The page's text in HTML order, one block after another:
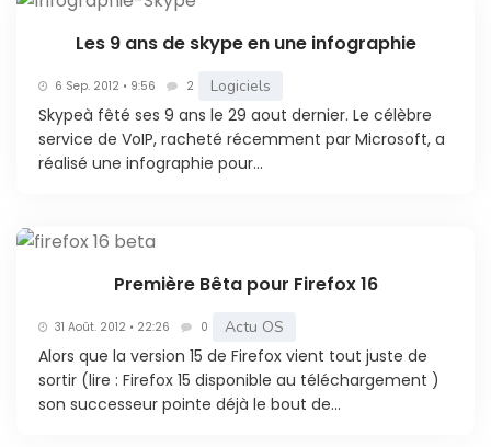
Les 9 ans de skype en une infographie
6 Sep. 2012 • 9:56 2 Logiciels
Skypeà fêté ses 9 ans le 29 aout dernier. Le célèbre
service de VoIP, racheté récemment par Microsoft, a
réalisé une infographie pour...
Première Bêta pour Firefox 16
31 Août. 2012 • 22:26 0 Actu OS
Alors que la version 15 de Firefox vient tout juste de
sortir (lire : Firefox 15 disponible au téléchargement )
son successeur pointe déjà le bout de...